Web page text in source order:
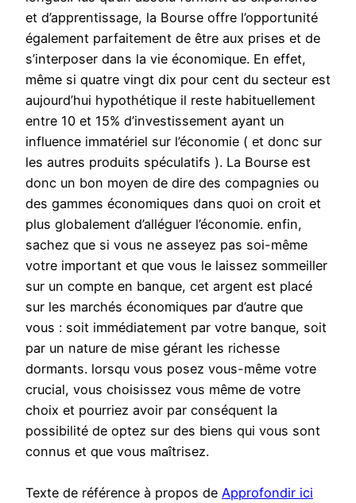
et d’apprentissage, la Bourse offre l’opportunité
également parfaitement de être aux prises et de
s’interposer dans la vie économique. En effet,
même si quatre vingt dix pour cent du secteur est
aujourd’hui hypothétique il reste habituellement
entre 10 et 15% d’investissement ayant un
influence immatériel sur l’économie ( et donc sur
les autres produits spéculatifs ). La Bourse est
donc un bon moyen de dire des compagnies ou
des gammes économiques dans quoi on croit et
plus globalement d’alléguer l’économie. enfin,
sachez que si vous ne asseyez pas soi-même
votre important et que vous le laissez sommeiller
sur un compte en banque, cet argent est placé
sur les marchés économiques par d’autre que
vous : soit immédiatement par votre banque, soit
par un nature de mise gérant les richesse
dormants. lorsqu vous posez vous-même votre
crucial, vous choisissez vous même de votre
choix et pourriez avoir par conséquent la
possibilité de optez sur des biens qui vous sont
connus et que vous maîtrisez.
Texte de référence à propos de Approfondir ici